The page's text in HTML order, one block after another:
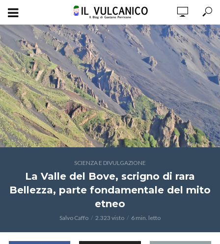
SCIENZA E DIVULGAZIONE
La Valle del Bove, scrigno di rara
Bellezza, parte fondamentale del mito
etneo
Salvo Caffo 2.323 visto 6 min. letto